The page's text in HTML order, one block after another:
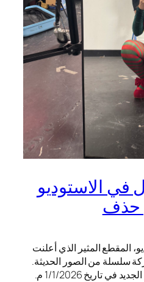
في الاستوديو
المقطع المثير الذي أعلنت
سلسلة من الصور الحديثة.
في تاريخ 1/1/2026 م.